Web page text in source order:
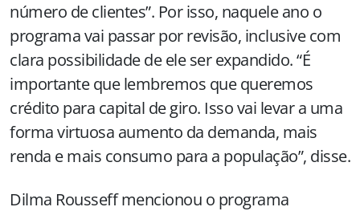
número de clientes”. Por isso, naquele ano o
programa vai passar por revisão, inclusive com
clara possibilidade de ele ser expandido. “É
importante que lembremos que queremos
crédito para capital de giro. Isso vai levar a uma
forma virtuosa aumento da demanda, mais
renda e mais consumo para a população”, disse.
Dilma Rousseff mencionou o programa